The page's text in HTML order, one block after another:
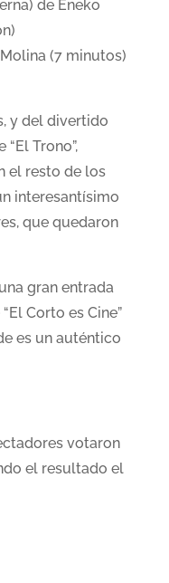
de Eneko
(7 minutos)
y del divertido
Trono”,
el resto de los
interesantísimo
que quedaron
gran entrada
Corto es Cine”
es un auténtico
votaron
el resultado el